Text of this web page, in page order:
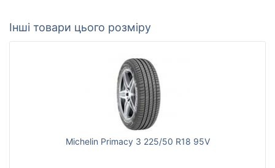
Інші товари цього розміру
Michelin Primacy 3 225/50 R18 95V